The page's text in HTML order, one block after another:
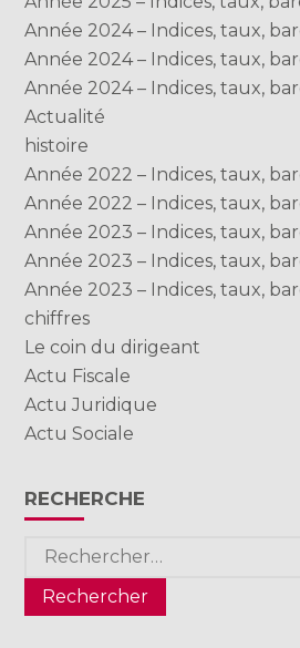
Année 2024 – Indices, taux,
Année 2024 – Indices, taux,
Année 2024 – Indices, taux,
Actualité
histoire
Année 2022 – Indices, taux,
Année 2022 – Indices, taux,
Année 2023 – Indices, taux,
Année 2023 – Indices, taux,
Année 2023 – Indices, taux,
chiffres
Le coin du dirigeant
Actu Fiscale
Actu Juridique
Actu Sociale
RECHERCHE
Rechercher :